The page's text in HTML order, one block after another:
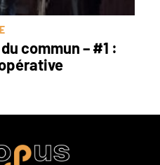
commun – #1 :